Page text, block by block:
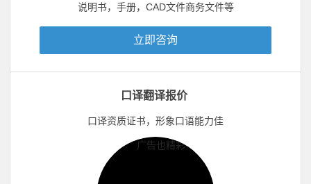
说明书，手册，CAD文件商务文件等
立即咨询
口译翻译报价
口译资质证书，形象口语能力佳